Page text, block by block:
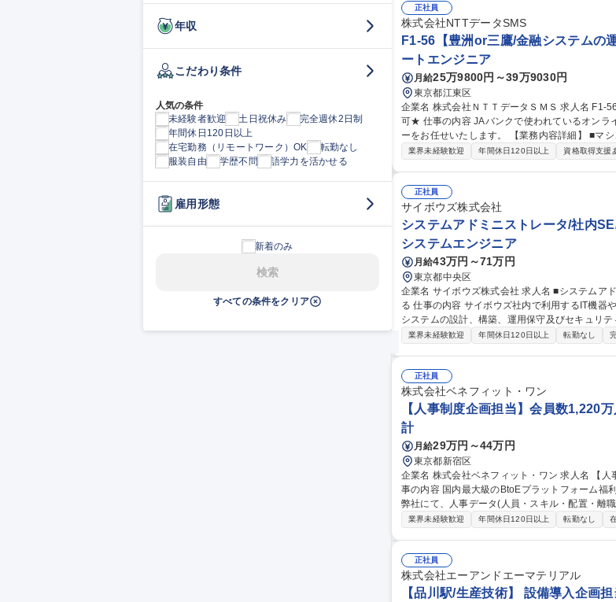
年収
こだわり条件
人気の条件
未経験者歓迎
土日祝休み
完全週休2日制
年間休日120日以上
在宅勤務（リモートワーク）OK
転勤なし
服装自由
学歴不問 語学力を活かせる
雇用形態
新着のみ
検索
すべての条件をクリア
正社員
株式会社NTTデータSMS
F1-56【豊洲or三鷹/金融システムの
ートエンジニア
月給25万9800円～39万9030円
東京都江東区
企業名 株式会社ＮＴＴデータＳＭＳ 求人名 F1-56【豊洲or三鷹/金融システムの運用管理】★26歳以下限定未経験
可★ 仕事の内容 JAバンクで使われているオンライン勘定系システム（金融勘定システム）の運用管理オペレータ
ーをお任せいたします。 【業務内容詳細】 ■マシンオペレーション、監視、インシデント対応 ■システム開発に伴
う運用受け入れ推進 ■改善活動、各種報告書作
業界未経験歓迎 年間休日120日以上 資格取得支援
正社員
サイボウズ株式会社
システムアドミニストレータ/社内
システムエンジニア
月給43万円～71万円
東京都中央区
企業名 サイボウズ株式会社 求人名 ■システムアドミニストレータ/社内SE/100人100通りのマッチングをITで支え
る 仕事の内容 サイボウズ社内で利用するIT機器や情報システムの企画・設計・調達・運用を担っています。情報
システムの設計、構築、運用保守及びセキュリ
【業務内容】■サイボウズの働き方を支えるITシ
※当社の企業理念を実現するための社内環境づ
でも、どこでも、誰とでも、最高の仕事ができるITを提供す
ドミニストレータ/社内SE/100人100通りのマッチ
業界未経験歓迎 年間休日120日以上 転勤なし
正社員
株式会社ベネフィット・ワン
【人事制度企画担当】会員数1,220
計
月給29万円～44万円
東京都新宿区
企業名 株式会社ベネフィット・ワン 求人名 【人事制度企画担当】会員数1,220万人の自社サービス/在宅勤務可 仕
事の内容 国内最大級のBtoEプラットフォーム福
弊社にて、人事データ(人員・スキル・配置・離
【詳細】■人事制度(等級・評価・報酬等)の企画
事発令・データ管理■人事システム運用改善■
ていきますのでご安心ください※経験に応じ給与や勤怠、
度企画担当】会員数1,220万人の自社サービス/在
業界未経験歓迎 年間休日120日以上 転勤なし
正社員
株式会社エーアンドエーマテリアル
【品川駅/生産技術】 設備導入企画